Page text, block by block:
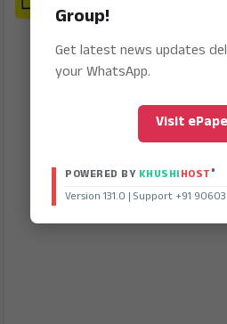
Group!
Get latest news updates
your WhatsApp.
Visit
POWERED BY KHUSHIHOST®
Version 131.0 | Support +91